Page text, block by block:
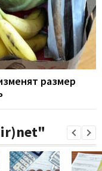
размер